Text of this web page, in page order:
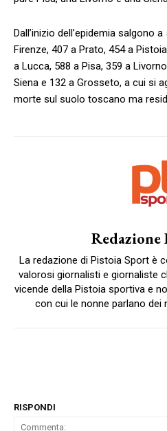
Dall’inizio dell’epidemia salgono
Firenze, 407 a Prato, 454 a
a Lucca, 588 a Pisa, 359 a
Siena e 132 a Grosseto, a cui si
morte sul suolo toscano ma
La redazione di Pistoia Sport è
valorosi giornalisti e giornaliste
vicende della Pistoia sportiva e
con cui le nonne parlano dei
RISPONDI